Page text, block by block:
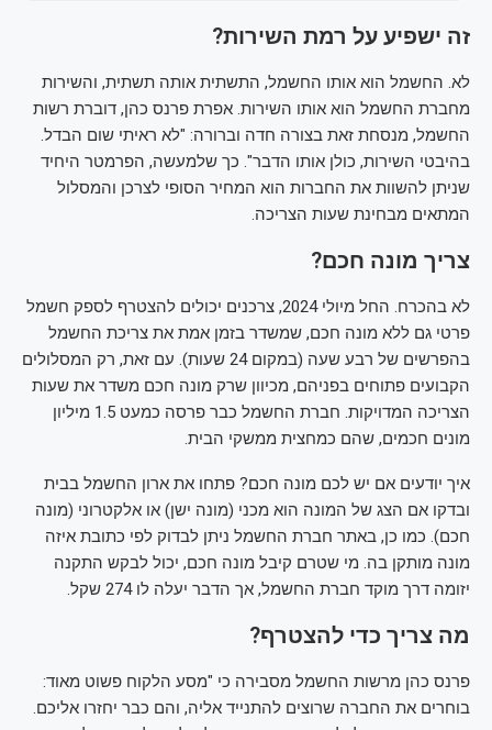
זה ישפיע על רמת השירות?
לא. החשמל הוא אותו החשמל, התשתית אותה תשתית, והשירות
מחברת החשמל הוא אותו השירות. אפרת פרנס כהן, דוברת רשות
החשמל, מנסחת זאת בצורה חדה וברורה: "לא ראיתי שום הבדל.
בהיבטי השירות, כולן אותו הדבר". כך שלמעשה, הפרמטר היחיד
שניתן להשוות את החברות הוא המחיר הסופי לצרכן והמסלול
המתאים מבחינת שעות הצריכה.
צריך מונה חכם?
לא בהכרח. החל מיולי 2024, צרכנים יכולים להצטרף לספק חשמל
פרטי גם ללא מונה חכם, שמשדר בזמן אמת את צריכת החשמל
בהפרשים של רבע שעה (במקום 24 שעות). עם זאת, רק המסלולים
הקבועים פתוחים בפניהם, מכיוון שרק מונה חכם משדר את שעות
הצריכה המדויקות. חברת החשמל כבר פרסה כמעט 1.5 מיליון
מונים חכמים, שהם כמחצית ממשקי הבית.
איך יודעים אם יש לכם מונה חכם? פתחו את ארון החשמל בבית
ובדקו אם הצג של המונה הוא מכני (מונה ישן) או אלקטרוני (מונה
חכם). כמו כן, באתר חברת החשמל ניתן לבדוק לפי כתובת איזה
מונה מותקן בה. מי שטרם קיבל מונה חכם, יכול לבקש התקנה
יזומה דרך מוקד חברת החשמל, אך הדבר יעלה לו 274 שקל.
מה צריך כדי להצטרף?
פרנס כהן מרשות החשמל מסבירה כי "מסע הלקוח פשוט מאוד:
בוחרים את החברה שרוצים להתנייד אליה, והם כבר יחזרו אליכם.